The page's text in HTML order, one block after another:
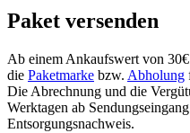
Paket versenden
Ab einem Ankaufswert von
die Paketmarke bzw. Abholung
Die Abrechnung und die
Werktagen ab
Entsorgungsnachweis.